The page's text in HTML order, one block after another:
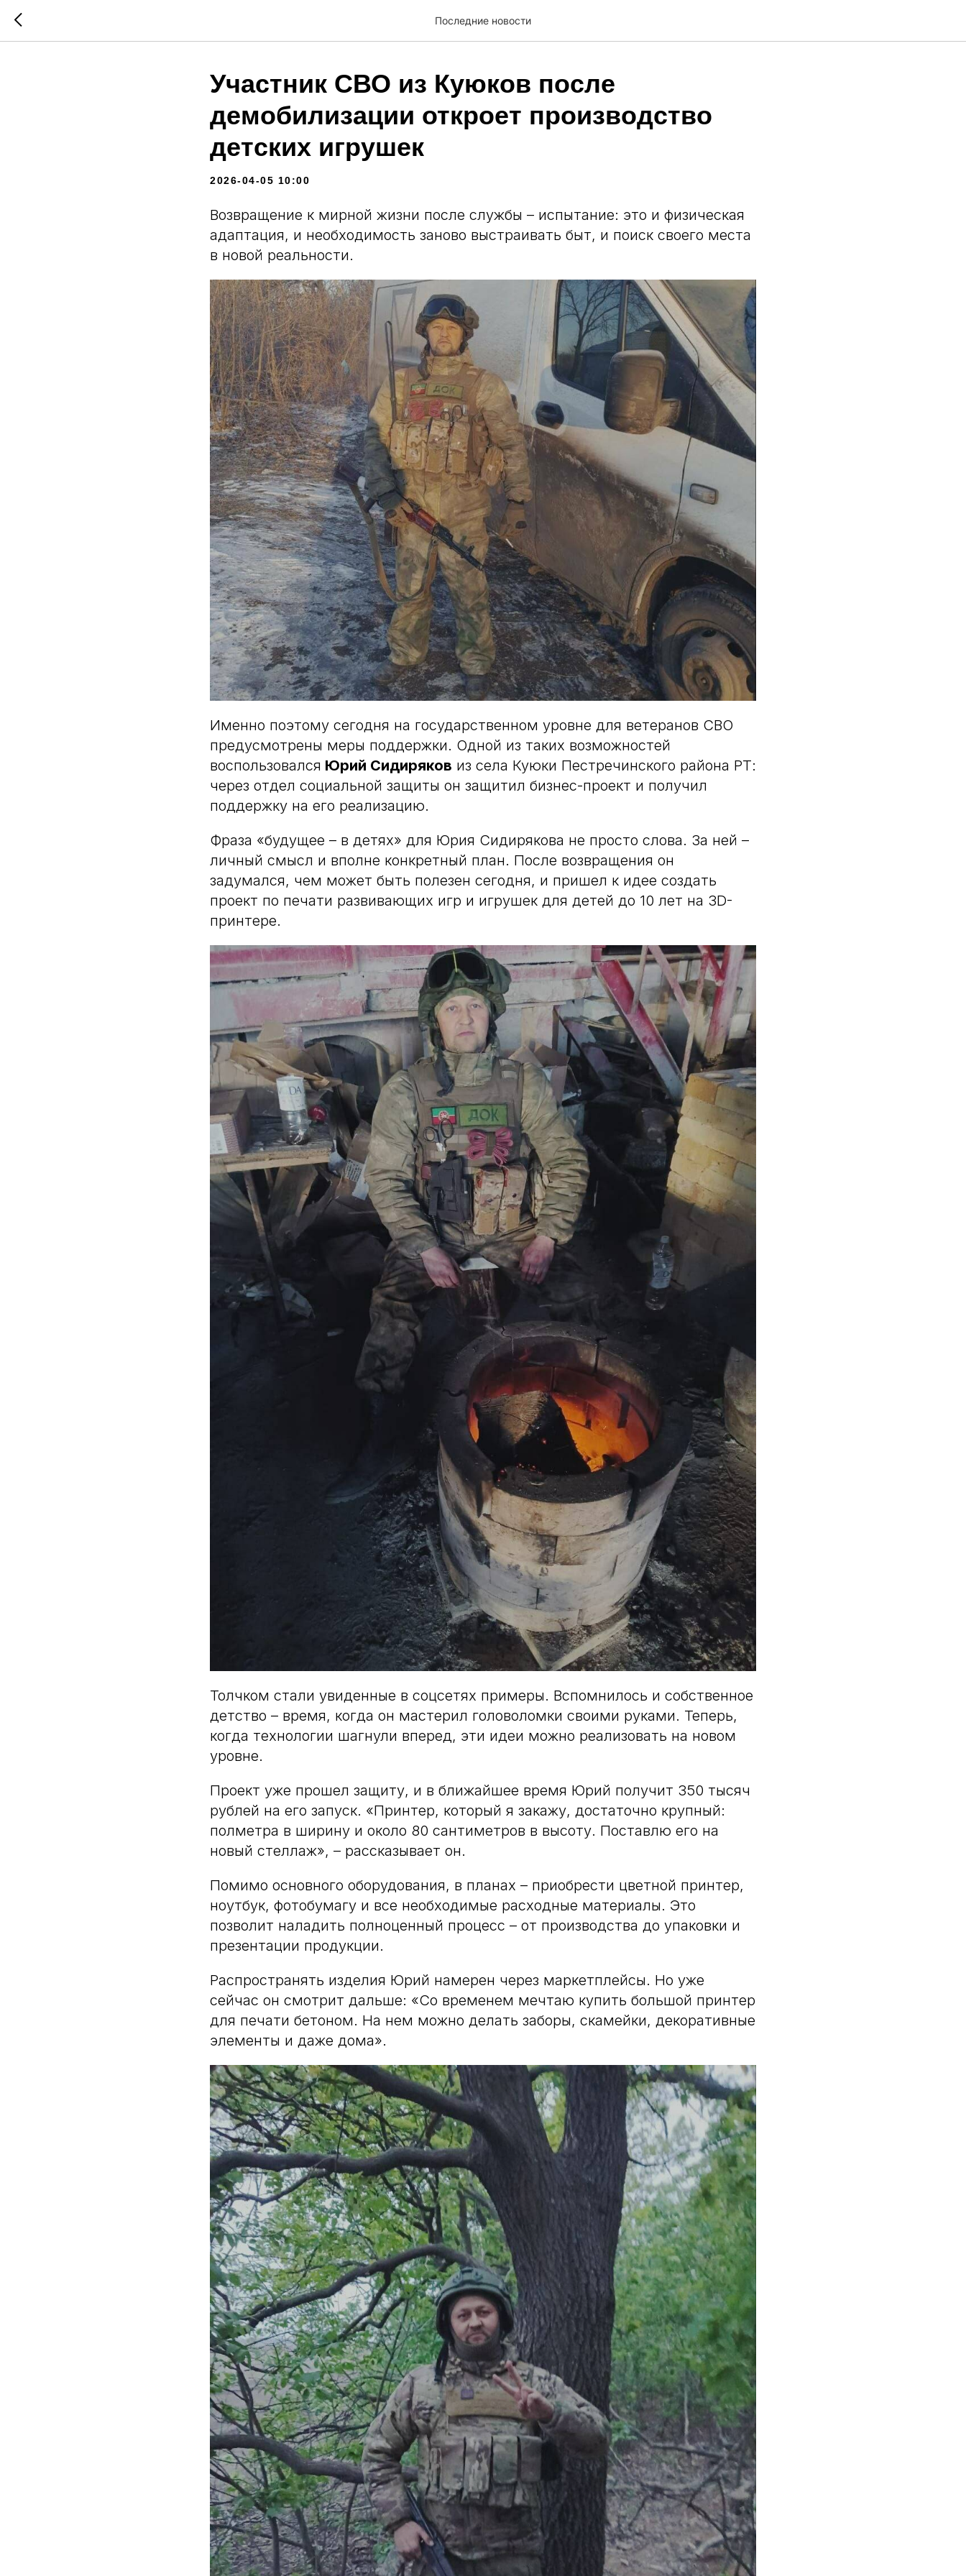
Последние новости
Участник СВО из Куюков после
демобилизации откроет производство
детских игрушек
2026-04-05 10:00
Возвращение к мирной жизни после службы – испытание: это и физическая
адаптация, и необходимость заново выстраивать быт, и поиск своего места
в новой реальности.
Именно поэтому сегодня на государственном уровне для ветеранов СВО
предусмотрены меры поддержки. Одной из таких возможностей
воспользовался Юрий Сидиряков из села Куюки Пестречинского района РТ:
через отдел социальной защиты он защитил бизнес-проект и получил
поддержку на его реализацию.
Фраза «будущее – в детях» для Юрия Сидирякова не просто слова. За ней –
личный смысл и вполне конкретный план. После возвращения он
задумался, чем может быть полезен сегодня, и пришел к идее создать
проект по печати развивающих игр и игрушек для детей до 10 лет на 3D-
принтере.
Толчком стали увиденные в соцсетях примеры. Вспомнилось и собственное
детство – время, когда он мастерил головоломки своими руками. Теперь,
когда технологии шагнули вперед, эти идеи можно реализовать на новом
уровне.
Проект уже прошел защиту, и в ближайшее время Юрий получит 350 тысяч
рублей на его запуск. «Принтер, который я закажу, достаточно крупный:
полметра в ширину и около 80 сантиметров в высоту. Поставлю его на
новый стеллаж», – рассказывает он.
Помимо основного оборудования, в планах – приобрести цветной принтер,
ноутбук, фотобумагу и все необходимые расходные материалы. Это
позволит наладить полноценный процесс – от производства до упаковки и
презентации продукции.
Распространять изделия Юрий намерен через маркетплейсы. Но уже
сейчас он смотрит дальше: «Со временем мечтаю купить большой принтер
для печати бетоном. На нем можно делать заборы, скамейки, декоративные
элементы и даже дома».